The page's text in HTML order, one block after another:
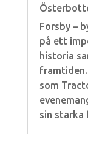
Forsby –
på ett
historia
framtiden.
som
sin starka